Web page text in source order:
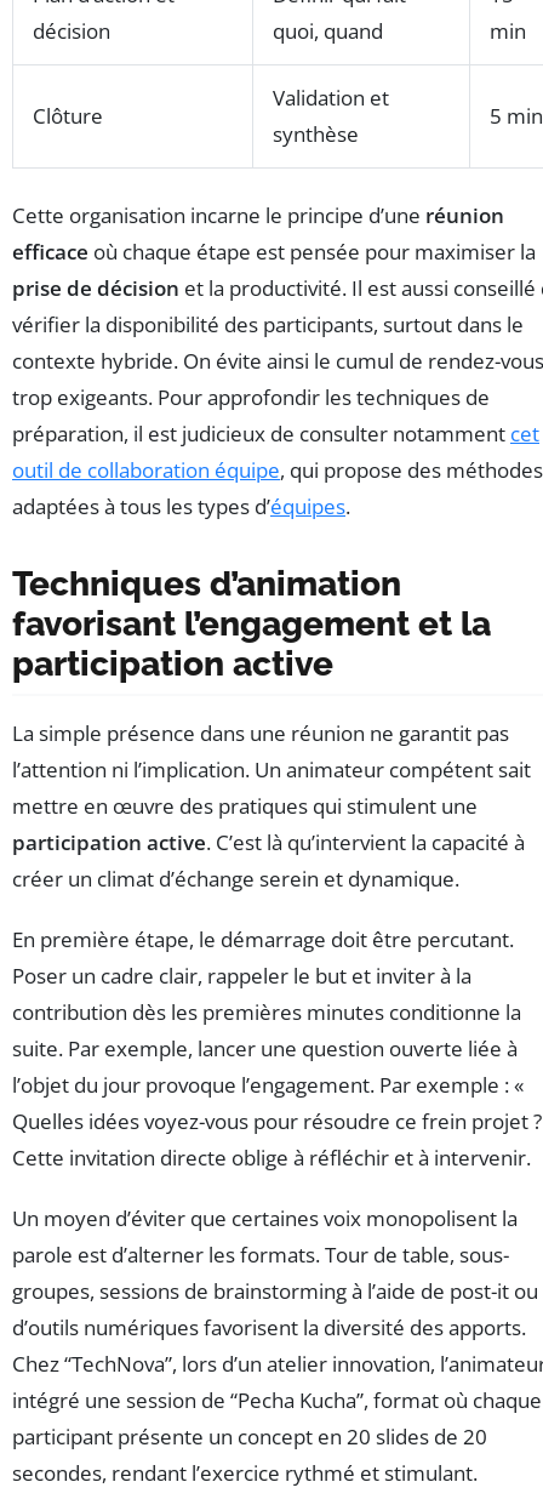
décision
quoi, quand
min
Clôture
Validation et
synthèse
5 min
Cette organisation incarne le principe d’une réunion
efficace où chaque étape est pensée pour maximiser la
prise de décision et la productivité. Il est aussi conseillé
vérifier la disponibilité des participants, surtout dans le
contexte hybride. On évite ainsi le cumul de rendez-vous
trop exigeants. Pour approfondir les techniques de
préparation, il est judicieux de consulter notamment cet
outil de collaboration équipe, qui propose des méthodes
adaptées à tous les types d’équipes.
Techniques d’animation
favorisant l’engagement et la
participation active
La simple présence dans une réunion ne garantit pas
l’attention ni l’implication. Un animateur compétent sait
mettre en œuvre des pratiques qui stimulent une
participation active. C’est là qu’intervient la capacité à
créer un climat d’échange serein et dynamique.
En première étape, le démarrage doit être percutant.
Poser un cadre clair, rappeler le but et inviter à la
contribution dès les premières minutes conditionne la
suite. Par exemple, lancer une question ouverte liée à
l’objet du jour provoque l’engagement. Par exemple : «
Quelles idées voyez-vous pour résoudre ce frein projet
Cette invitation directe oblige à réfléchir et à intervenir.
Un moyen d’éviter que certaines voix monopolisent la
parole est d’alterner les formats. Tour de table, sous-
groupes, sessions de brainstorming à l’aide de post-it ou
d’outils numériques favorisent la diversité des apports.
Chez “TechNova”, lors d’un atelier innovation,
intégré une session de “Pecha Kucha”, format où chaque
participant présente un concept en 20 slides de 20
secondes, rendant l’exercice rythmé et stimulant.